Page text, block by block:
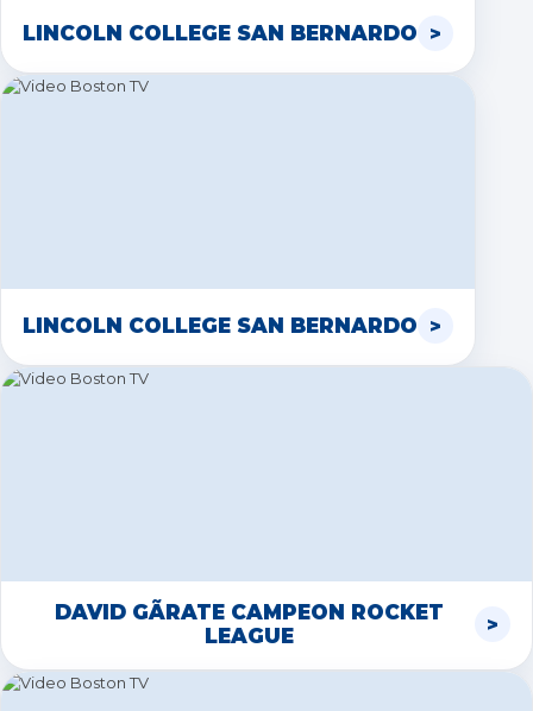
LINCOLN COLLEGE SAN BERNARDO
LINCOLN COLLEGE SAN BERNARDO
DAVID GÃRATE CAMPEON ROCKET
LEAGUE